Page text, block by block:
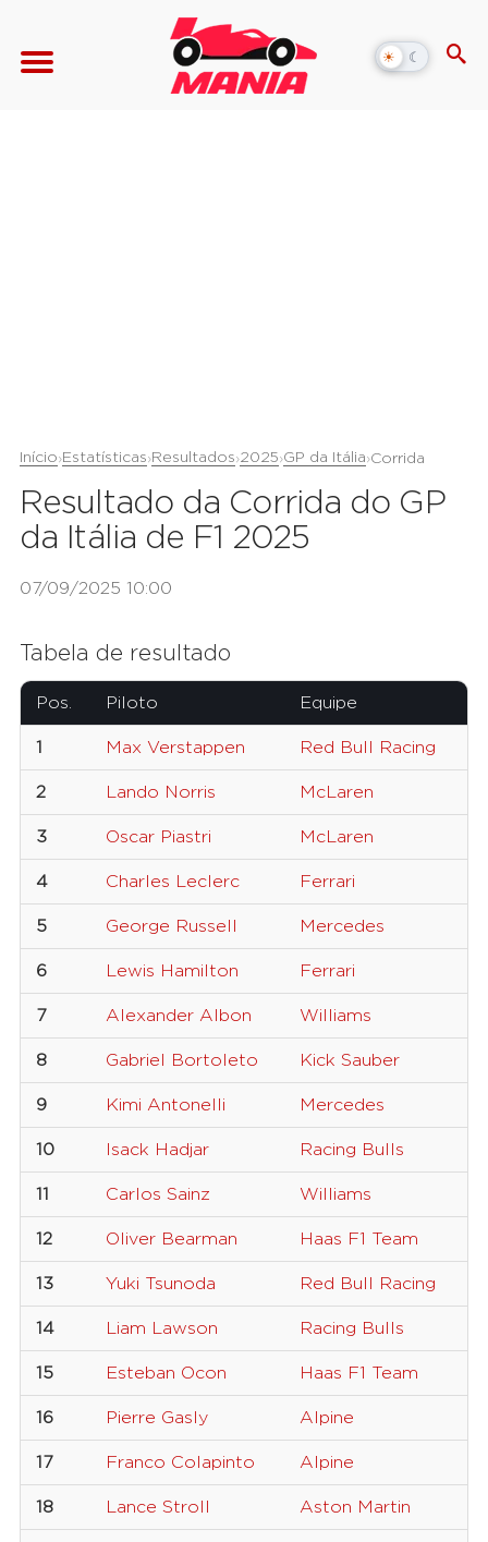
☀ ☾
Alternar
modo
Início›Estatísticas›Resultados›2025›GP da Itália›Corrida
Resultado da Corrida do GP
da Itália de F1 2025
07/09/2025 10:00
Tabela de resultado
Pos. Piloto Equipe
1 Max Verstappen Red Bull Racing
2 Lando Norris McLaren
3 Oscar Piastri McLaren
4 Charles Leclerc Ferrari
5 George Russell Mercedes
6 Lewis Hamilton Ferrari
7 Alexander Albon Williams
8 Gabriel Bortoleto Kick Sauber
9 Kimi Antonelli Mercedes
10 Isack Hadjar Racing Bulls
11 Carlos Sainz Williams
12 Oliver Bearman Haas F1 Team
13 Yuki Tsunoda Red Bull Racing
14 Liam Lawson Racing Bulls
15 Esteban Ocon Haas F1 Team
16 Pierre Gasly Alpine
17 Franco Colapinto Alpine
18 Lance Stroll Aston Martin